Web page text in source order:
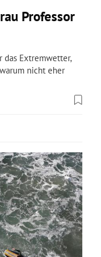
Professor
das Extremwetter,
nicht eher